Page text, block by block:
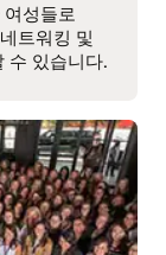
성들로
트워킹 및
수 있습니다.